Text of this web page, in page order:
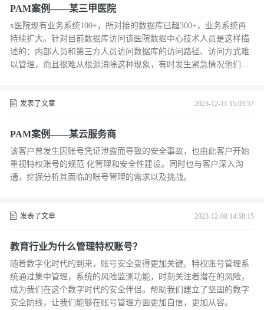
PAM案例——某三甲医院
x医院现有业务系统100+，所对接的数据库已超300+，业务系统再
持续扩大。针对目前数据库访问该医院数据中心技术人员是这样描
述的：内部人员和第三方人员访问数据库的访问路径、访问方式难
以管理，而且很难从根源消除这种现象，有时发生紧急情况他们会
发表了文章 2023-12-11 15:03:57
PAM案例——某云服务商
该客户曾发生因账号凭证泄露而导致的安全事故，也由此客户开始
重视特权账号的规范 化管理和安全性建设。同时也与客户深入沟
通，挖掘分析其面临的账号管理的需求以及挑战。
发表了文章 2023-12-08 14:58:15
教育行业为什么管理特权账号？
随着数字化时代的到来，账号安全变得更加关键。特权账号管理系
统通过集中管理，系统的风险监测功能，时刻关注着潜在的风险，
成为我们在这个数字时代的安全伴侣。帮助我们建立了坚固的数字
安全防线，让我们能够在账号管理方面更加自信，更加从容。